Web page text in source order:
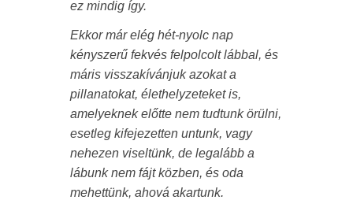
ez mindig így.
Ekkor már elég hét-nyolc nap
kényszerű fekvés felpolcolt lábbal, és
máris visszakívánjuk azokat a
pillanatokat, élethelyzeteket is,
amelyeknek előtte nem tudtunk örülni,
esetleg kifejezetten untunk, vagy
nehezen viseltünk, de legalább a
lábunk nem fájt közben, és oda
mehettünk, ahová akartunk.